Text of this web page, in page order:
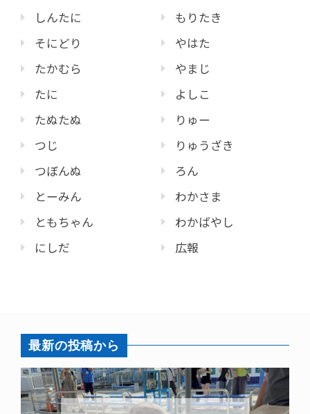
しんたに
そにどり
たかむら
たに
たぬたぬ
つじ
つぼんぬ
とーみん
ともちゃん
にしだ
もりたき
やはた
やまじ
よしこ
りゅー
りゅうざき
ろん
わかさま
わかばやし
広報
最新の投稿から